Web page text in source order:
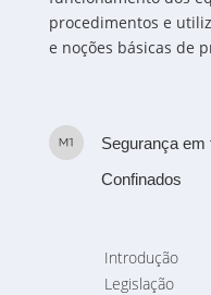
procedimentos e
e noções básicas de
Segurança
Confinados
Introdução
Legislação